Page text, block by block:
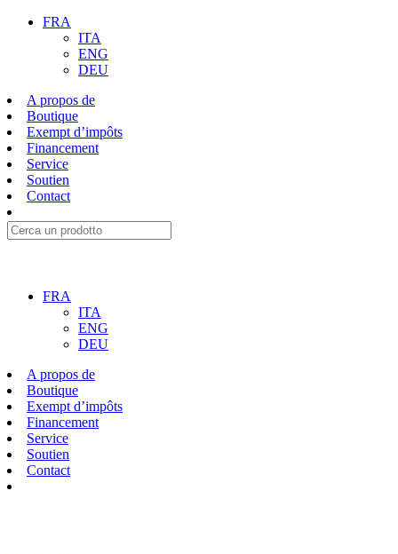
FRA
ITA
ENG
DEU
A propos de
Boutique
Exempt d’impôts
Financement
Service
Soutien
Contact
FRA
ITA
ENG
DEU
A propos de
Boutique
Exempt d’impôts
Financement
Service
Soutien
Contact